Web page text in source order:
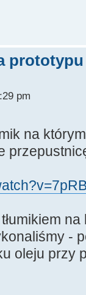
pm
na
-
oleju przy